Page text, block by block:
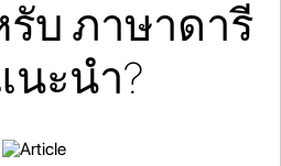
บ ภาษาดารี
นะนำ?